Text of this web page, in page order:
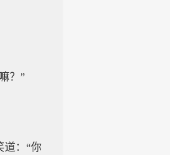
？”
道：“你